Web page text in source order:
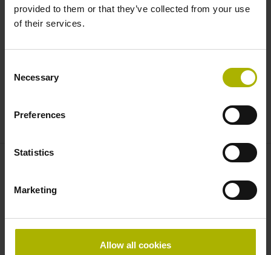
provided to them or that they’ve collected from your use
of their services.
Selection
Necessary
Preferences
Statistics
Marketing
Allow all cookies
Kontinuierliche Weiterentwicklung
ACCOM 4.0 wird regelmäßig um Funktionalitäten zur
Anbauassistenten für Vergleichsmessgeräte oder
Bewegungen.
hd@heidenhain.de